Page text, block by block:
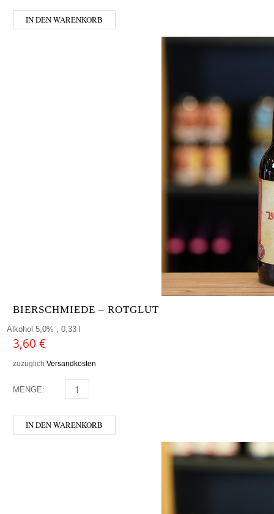
IN DEN WARENKORB
BIERSCHMIEDE – ROTGLUT
Alkohol 5,0% , 0,33 l
3,60 €
zuzüglich Versandkosten
MENGE: BIERSCHMIEDE - ROTGLUT MENGE
IN DEN WARENKORB